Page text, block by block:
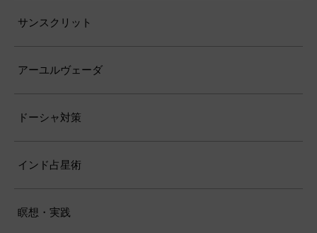
サンスクリット
アーユルヴェーダ
ドーシャ対策
インド占星術
瞑想・実践